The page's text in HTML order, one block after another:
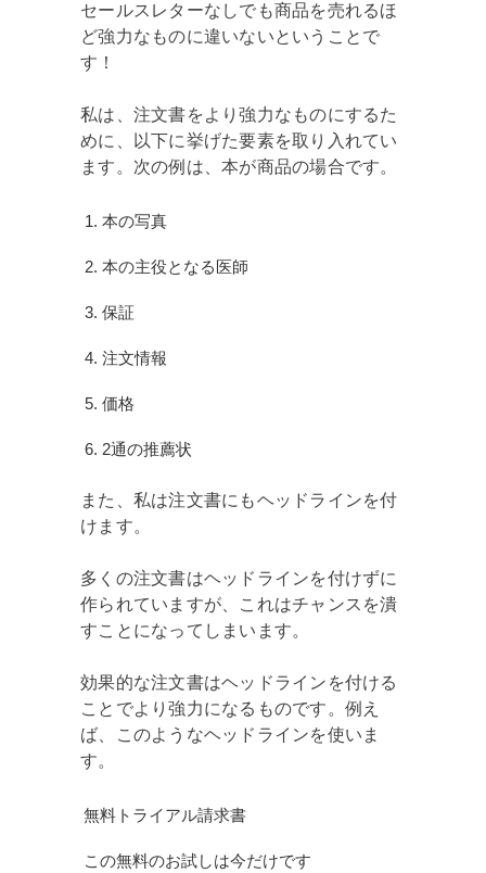
セールスレターなしでも商品を売れるほ
ど強力なものに違いないということで
す！
私は、注文書をより強力なものにするた
めに、以下に挙げた要素を取り入れてい
ます。次の例は、本が商品の場合です。
本の写真
本の主役となる医師
保証
注文情報
価格
2通の推薦状
また、私は注文書にもヘッドラインを付
けます。
多くの注文書はヘッドラインを付けずに
作られていますが、これはチャンスを潰
すことになってしまいます。
効果的な注文書はヘッドラインを付ける
ことでより強力になるものです。例え
ば、このようなヘッドラインを使いま
す。
無料トライアル請求書
この無料のお試しは今だけです